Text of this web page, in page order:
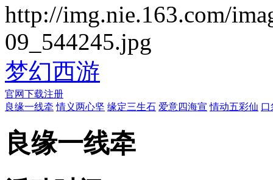
http://img.nie.163.com/
09_544245.jpg
梦幻西游
官网下载注册
良缘一线牵 情义两心坚 缘定三生石 爱意四海宣 情动五彩仙 口
良缘一线牵